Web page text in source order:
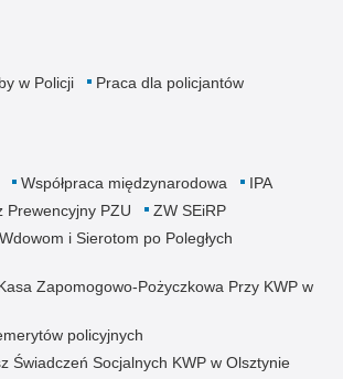
w Policji
Praca dla policjantów
Współpraca międzynarodowa
IPA
Prewencyjny PZU
ZW SEiRP
i Sierotom po Poległych
Zapomogowo-Pożyczkowa Przy KWP w
policyjnych
Świadczeń Socjalnych KWP w Olsztynie